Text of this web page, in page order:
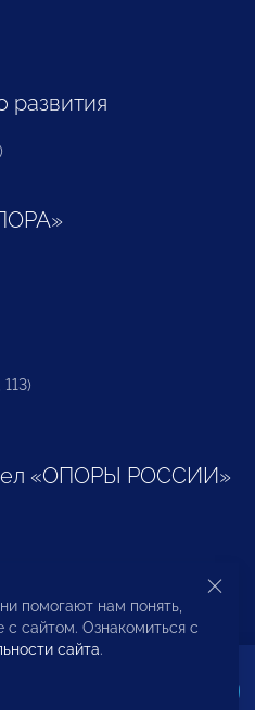
развития
«ОПОРЫ РОССИИ»
предпринимателей и
помогают нам понять,
с сайтом. Ознакомиться с
сайта.